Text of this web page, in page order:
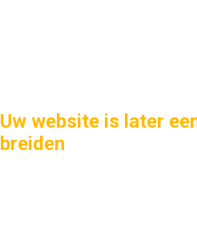
Uw website is later
breiden